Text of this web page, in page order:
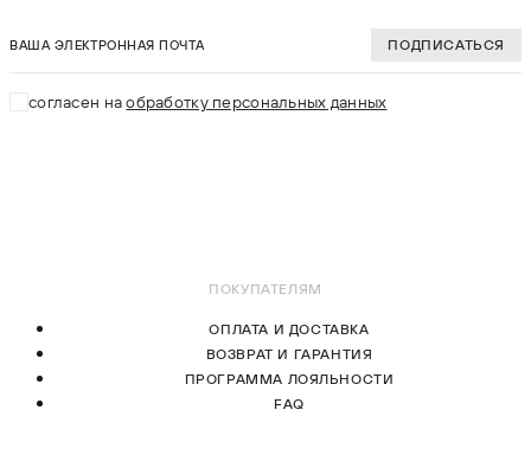
ПОДПИСАТЬСЯ
согласен наобработку персональных данных
ПОКУПАТЕЛЯМ
ОПЛАТА И ДОСТАВКА
ВОЗВРАТ И ГАРАНТИЯ
ПРОГРАММА ЛОЯЛЬНОСТИ
FAQ